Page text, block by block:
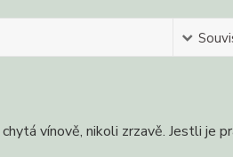
vínově, nikoli zrzavě. Jestli je